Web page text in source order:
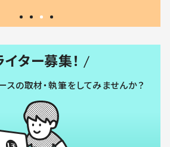
イター募集！
スの取材・執筆をしてみませんか？